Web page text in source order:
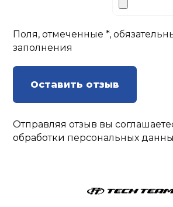
Поля, отмеченные *,
заполнения
Оставить отзыв
Отправляя отзыв вы
обработки персональных